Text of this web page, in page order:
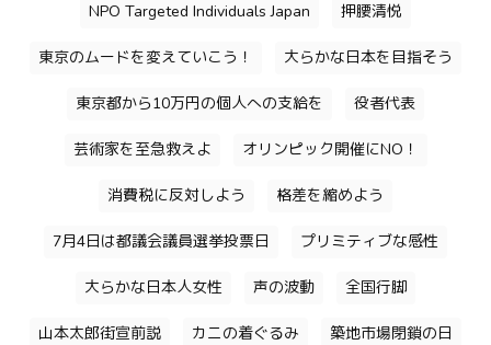
NPO Targeted Individuals Japan 押腰清悦
東京のムードを変えていこう！ 大らかな日本を目指そう
東京都から10万円の個人への支給を 役者代表
芸術家を至急救えよ オリンピック開催にNO！
消費税に反対しよう 格差を縮めよう
7月4日は都議会議員選挙投票日 プリミティブな感性
大らかな日本人女性 声の波動 全国行脚
山本太郎街宣前説 カニの着ぐるみ 築地市場閉鎖の日